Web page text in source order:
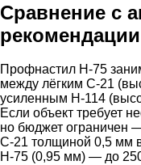
Сравнение с
Профнастил Н-75
между лёгким С-21
усиленным Н-114
Если объект требует
но бюджет ограничен
С-21 толщиной 0,5 мм
Н-75 (0,95 мм) — до